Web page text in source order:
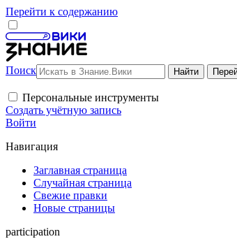
Перейти к содержанию
Поиск
Персональные инструменты
Создать учётную запись
Войти
Навигация
Заглавная страница
Случайная страница
Свежие правки
Новые страницы
participation